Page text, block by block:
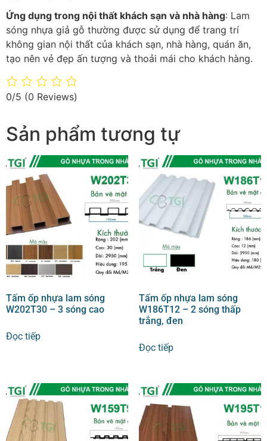
Ứng dụng trong nội thất khách sạn và nhà hàng: Lam
sóng nhựa giả gỗ thường được sử dụng để trang trí
không gian nội thất của khách sạn, nhà hàng, quán ăn,
tạo nên vẻ đẹp ấn tượng và thoải mái cho khách hàng.
0/5 (0 Reviews)
Sản phẩm tương tự
Tấm ốp nhựa lam sóng
W202T30 – 3 sóng cao
Đọc tiếp
Tấm ốp nhựa lam sóng
W186T12 – 2 sóng thấp
trắng, đen
Đọc tiếp